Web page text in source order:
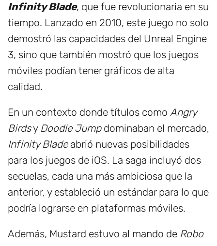
Infinity Blade, que fue revolucionaria en su
tiempo. Lanzado en 2010, este juego no solo
demostró las capacidades del Unreal Engine
3, sino que también mostró que los juegos
móviles podían tener gráficos de alta
calidad.
En un contexto donde títulos como Angry
Birdsy Doodle Jumpdominaban el mercado,
Infinity Bladeabrió nuevas posibilidades
para los juegos de iOS. La saga incluyó dos
secuelas, cada una más ambiciosa que la
anterior, y estableció un estándar para lo que
podría lograrse en plataformas móviles.
Además, Mustard estuvo al mando de Robo